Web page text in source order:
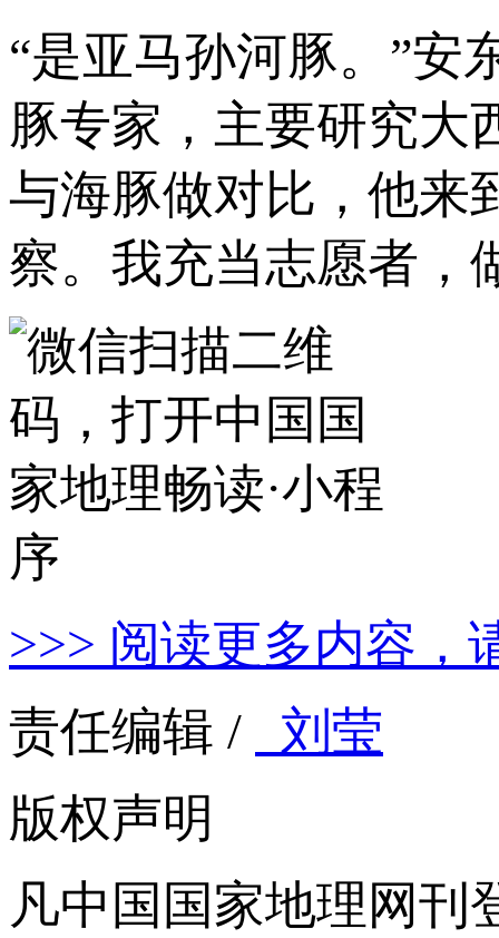
“是亚马孙河豚。”安
豚专家，主要研究大
与海豚做对比，他来
察。我充当志愿者，
>>> 阅读更多内容，
责任编辑 /
刘莹
版权声明
凡中国国家地理网刊